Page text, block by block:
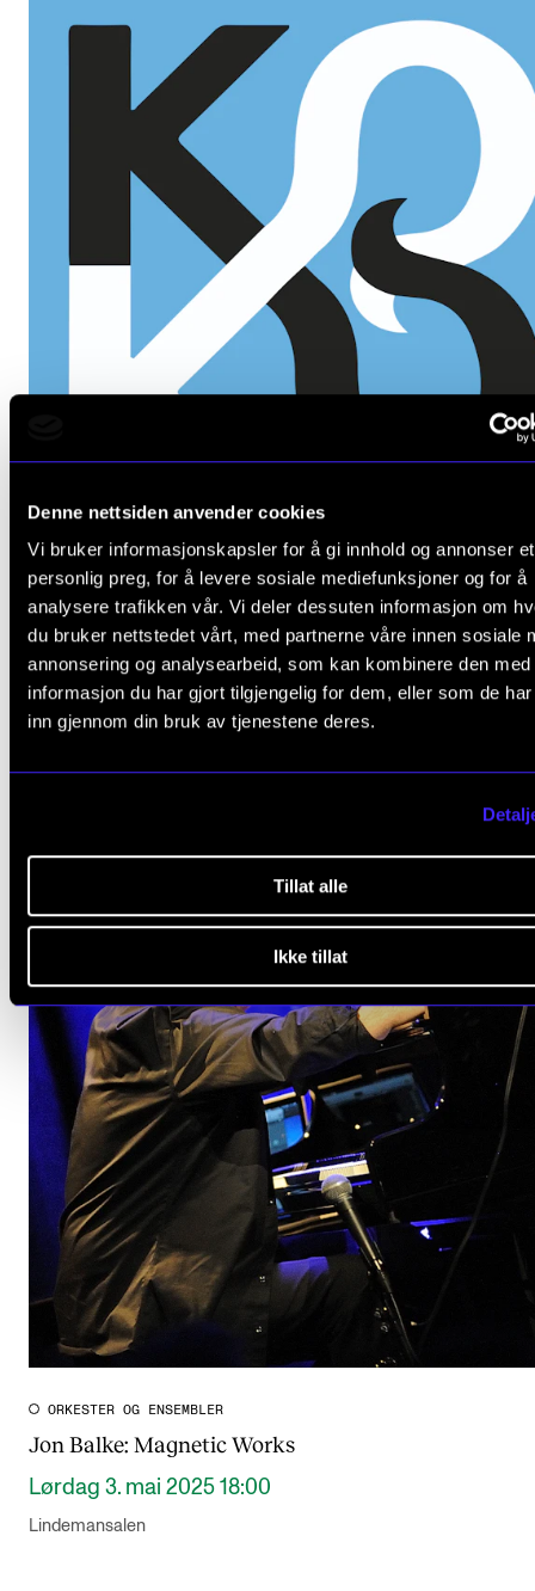
Denne nettsiden anvender cookies
Vi bruker informasjonskapsler for å gi innhold og annonser et
personlig preg, for å levere sosiale mediefunksjoner og for å
analysere trafikken vår. Vi deler dessuten informasjon om
du bruker nettstedet vårt, med partnerne våre innen sosiale
annonsering og analysearbeid, som kan kombinere den med
informasjon du har gjort tilgjengelig for dem, eller som de
inn gjennom din bruk av tjenestene deres.
Tillat alle
Ikke tillat
SAMTIDSMUSIKK OG ELEKTRONISK MUSIKK
KOKO: Komponistenes konsertserie
Tirsdag 29. april 2025 18:00
Levinsalen
ORKESTER OG ENSEMBLER
Jon Balke: Magnetic Works
Lørdag 3. mai 2025 18:00
Lindemansalen